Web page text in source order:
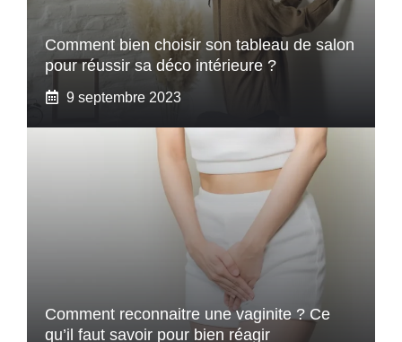
Comment bien choisir son tableau de salon
pour réussir sa déco intérieure ?
9 septembre 2023
Comment reconnaitre une vaginite ? Ce
qu’il faut savoir pour bien réagir